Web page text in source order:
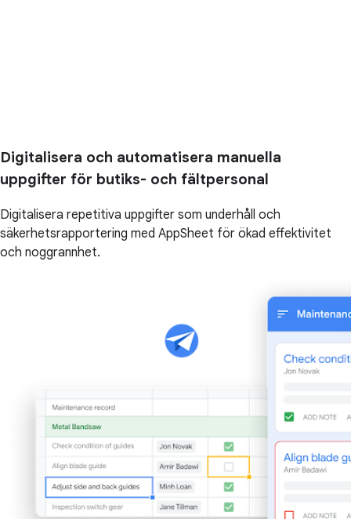
Digitalisera och automatisera manuella
uppgifter för butiks- och fältpersonal
Digitalisera repetitiva uppgifter som underhåll och
säkerhetsrapportering med AppSheet för ökad effektivitet
och noggrannhet.